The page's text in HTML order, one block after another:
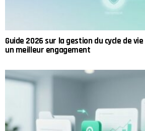
Guide 2026 sur la gestion du cycle de
un meilleur engagement